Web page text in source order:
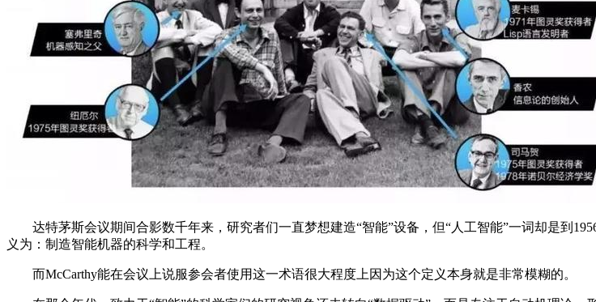
达特茅斯会议期间合影数千年来，研究者们一直梦想建造“智能”设备，但“人工智能”一词却是到
义为：制造智能机器的科学和工程。
而McCarthy能在会议上说服参会者使用这一术语很大程度上因为这个定义本身就是非常模糊的。